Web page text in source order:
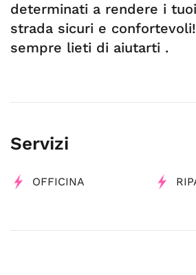
determinati a rendere i
strada sicuri e
sempre lieti di aiutarti .
Servizi
OFFICINA